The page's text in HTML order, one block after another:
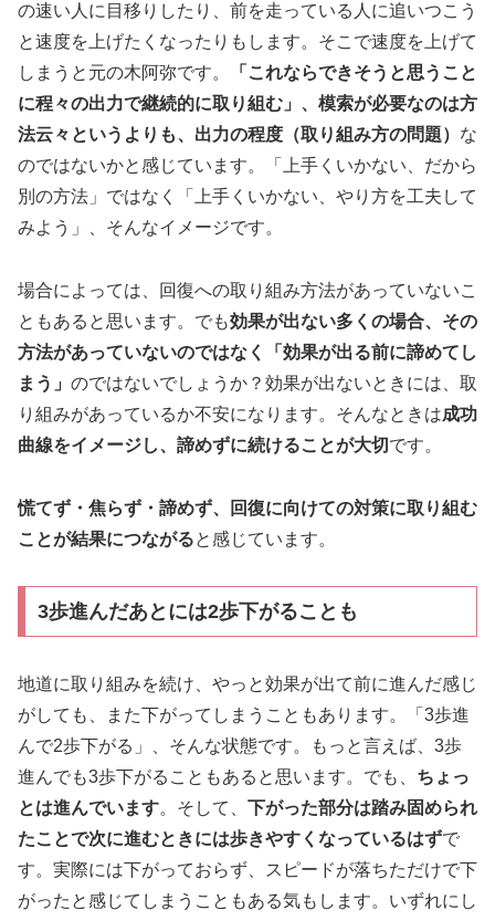
の速い人に目移りしたり、前を走っている人に追いつこう
と速度を上げたくなったりもします。そこで速度を上げて
しまうと元の木阿弥です。
「これならできそうと思うこと
に程々の出力で継続的に取り組む」、模索が必要なのは方
法云々というよりも、出力の程度（取り組み方の問題） な
のではないかと感じています。「上手くいかない、だから
別の方法」ではなく「上手くいかない、やり方を工夫して
みよう」、そんなイメージです。
場合によっては、回復への取り組み方法があっていないこ
ともあると思います。でも効果が出ない多くの場合、その
方法があっていないのではなく「効果が出る前に諦めてし
まう」 のではないでしょうか？効果が出ないときには、取
り組みがあっているか不安になります。そんなときは成功
曲線をイメージし、諦めずに続けることが大切 です。
慌てず・焦らず・諦めず、回復に向けての対策に取り組む
ことが結果につながると感じています。
3歩進んだあとには2歩下がることも
地道に取り組みを続け、やっと効果が出て前に進んだ感じ
がしても、また下がってしまうこともあります。「3歩進
んで2歩下がる」、そんな状態です。もっと言えば、3歩
進んでも3歩下がることもあると思います。でも、 ちょっ
とは進んでいます。そして、 下がった部分は踏み固められ
たことで次に進むときには歩きやすくなっているはずで
す。実際には下がっておらず、スピードが落ちただけで下
がったと感じてしまうこともある気もします。いずれにし